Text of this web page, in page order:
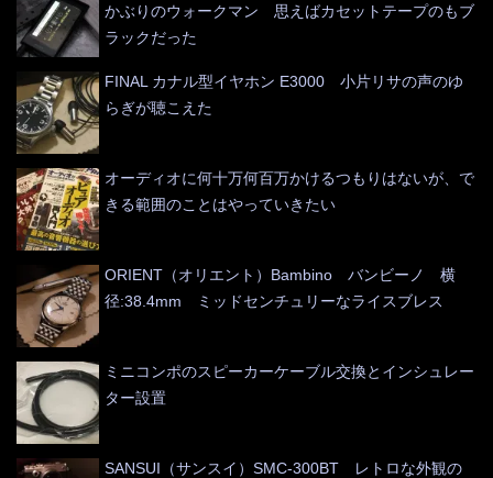
かぶりのウォークマン 思えばカセットテープのもブ
ラックだった
FINAL カナル型イヤホン E3000 小片リサの声のゆ
らぎが聴こえた
オーディオに何十万何百万かけるつもりはないが、で
きる範囲のことはやっていきたい
ORIENT（オリエント）Bambino バンビーノ 横
径:38.4mm ミッドセンチュリーなライスブレス
ミニコンポのスピーカーケーブル交換とインシュレー
ター設置
SANSUI（サンスイ）SMC-300BT レトロな外観の